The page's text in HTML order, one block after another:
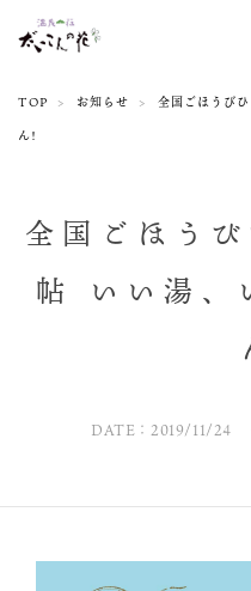
TOP お知らせ
全国ごほうび
ん!
全国ごほう
帖 いい湯、
DATE：2019/11/24